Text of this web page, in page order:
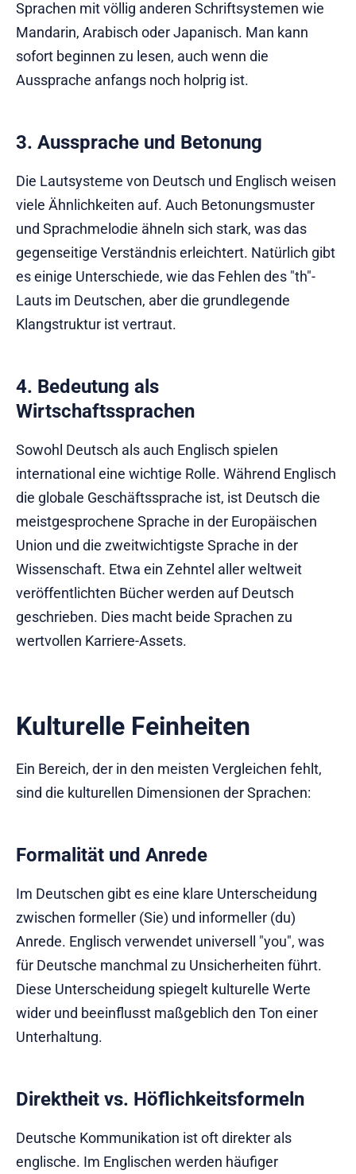
Sprachen mit völlig anderen Schriftsystemen wie
Mandarin, Arabisch oder Japanisch. Man kann
sofort beginnen zu lesen, auch wenn die
Aussprache anfangs noch holprig ist.
3. Aussprache und Betonung
Die Lautsysteme von Deutsch und Englisch weisen
viele Ähnlichkeiten auf. Auch Betonungsmuster
und Sprachmelodie ähneln sich stark, was das
gegenseitige Verständnis erleichtert. Natürlich gibt
es einige Unterschiede, wie das Fehlen des "th"-
Lauts im Deutschen, aber die grundlegende
Klangstruktur ist vertraut.
4. Bedeutung als
Wirtschaftssprachen
Sowohl Deutsch als auch Englisch spielen
international eine wichtige Rolle. Während Englisch
die globale Geschäftssprache ist, ist Deutsch die
meistgesprochene Sprache in der Europäischen
Union und die zweitwichtigste Sprache in der
Wissenschaft. Etwa ein Zehntel aller weltweit
veröffentlichten Bücher werden auf Deutsch
geschrieben. Dies macht beide Sprachen zu
wertvollen Karriere-Assets.
Kulturelle Feinheiten
Ein Bereich, der in den meisten Vergleichen fehlt,
sind die kulturellen Dimensionen der Sprachen:
Formalität und Anrede
Im Deutschen gibt es eine klare Unterscheidung
zwischen formeller (Sie) und informeller (du)
Anrede. Englisch verwendet universell "you", was
für Deutsche manchmal zu Unsicherheiten führt.
Diese Unterscheidung spiegelt kulturelle Werte
wider und beeinflusst maßgeblich den Ton einer
Unterhaltung.
Direktheit vs. Höflichkeitsformeln
Deutsche Kommunikation ist oft direkter als
englische. Im Englischen werden häufiger